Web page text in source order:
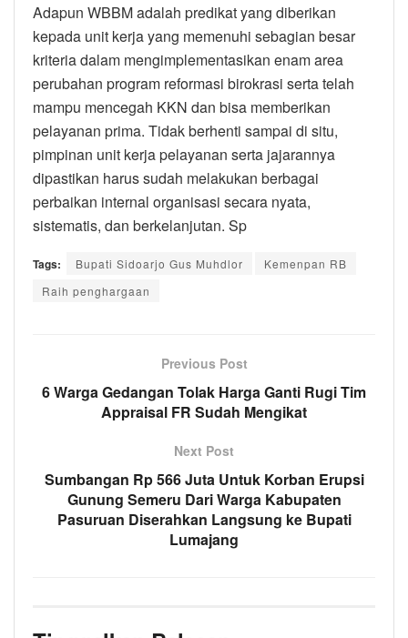
Adapun WBBM adalah predikat yang diberikan
kepada unit kerja yang memenuhi sebagian besar
kriteria dalam mengimplementasikan enam area
perubahan program reformasi birokrasi serta telah
mampu mencegah KKN dan bisa memberikan
pelayanan prima. Tidak berhenti sampai di situ,
pimpinan unit kerja pelayanan serta jajarannya
dipastikan harus sudah melakukan berbagai
perbaikan internal organisasi secara nyata,
sistematis, dan berkelanjutan. Sp
Tags: Bupati Sidoarjo Gus Muhdlor
Kemenpan RB
Raih penghargaan
Previous Post
6 Warga Gedangan Tolak Harga Ganti Rugi Tim
Appraisal FR Sudah Mengikat
Next Post
Sumbangan Rp 566 Juta Untuk Korban Erupsi
Gunung Semeru Dari Warga Kabupaten
Pasuruan Diserahkan Langsung ke Bupati
Lumajang